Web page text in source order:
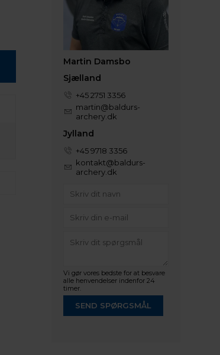
Martin Damsbo
Sjælland
+45 2751 3356
martin@baldurs-
archery.dk
Jylland
+45 9718 3356
kontakt@baldurs-
archery.dk
Vi gør vores bedste for at besvare
alle henvendelser indenfor 24
timer.
SEND SPØRGSMÅL